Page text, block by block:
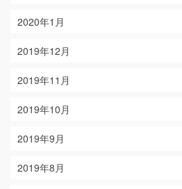
2020年1月
2019年12月
2019年11月
2019年10月
2019年9月
2019年8月